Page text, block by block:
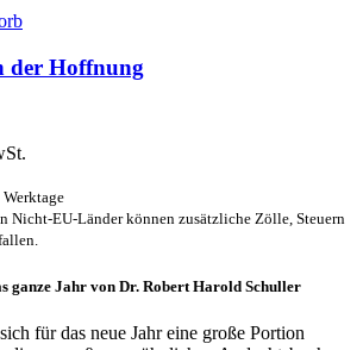
der Hoffnung
Nicht-EU-Länder können zusätzliche Zölle, Steuern
ganze Jahr von Dr. Robert Harold Schuller
für das neue Jahr eine große Portion